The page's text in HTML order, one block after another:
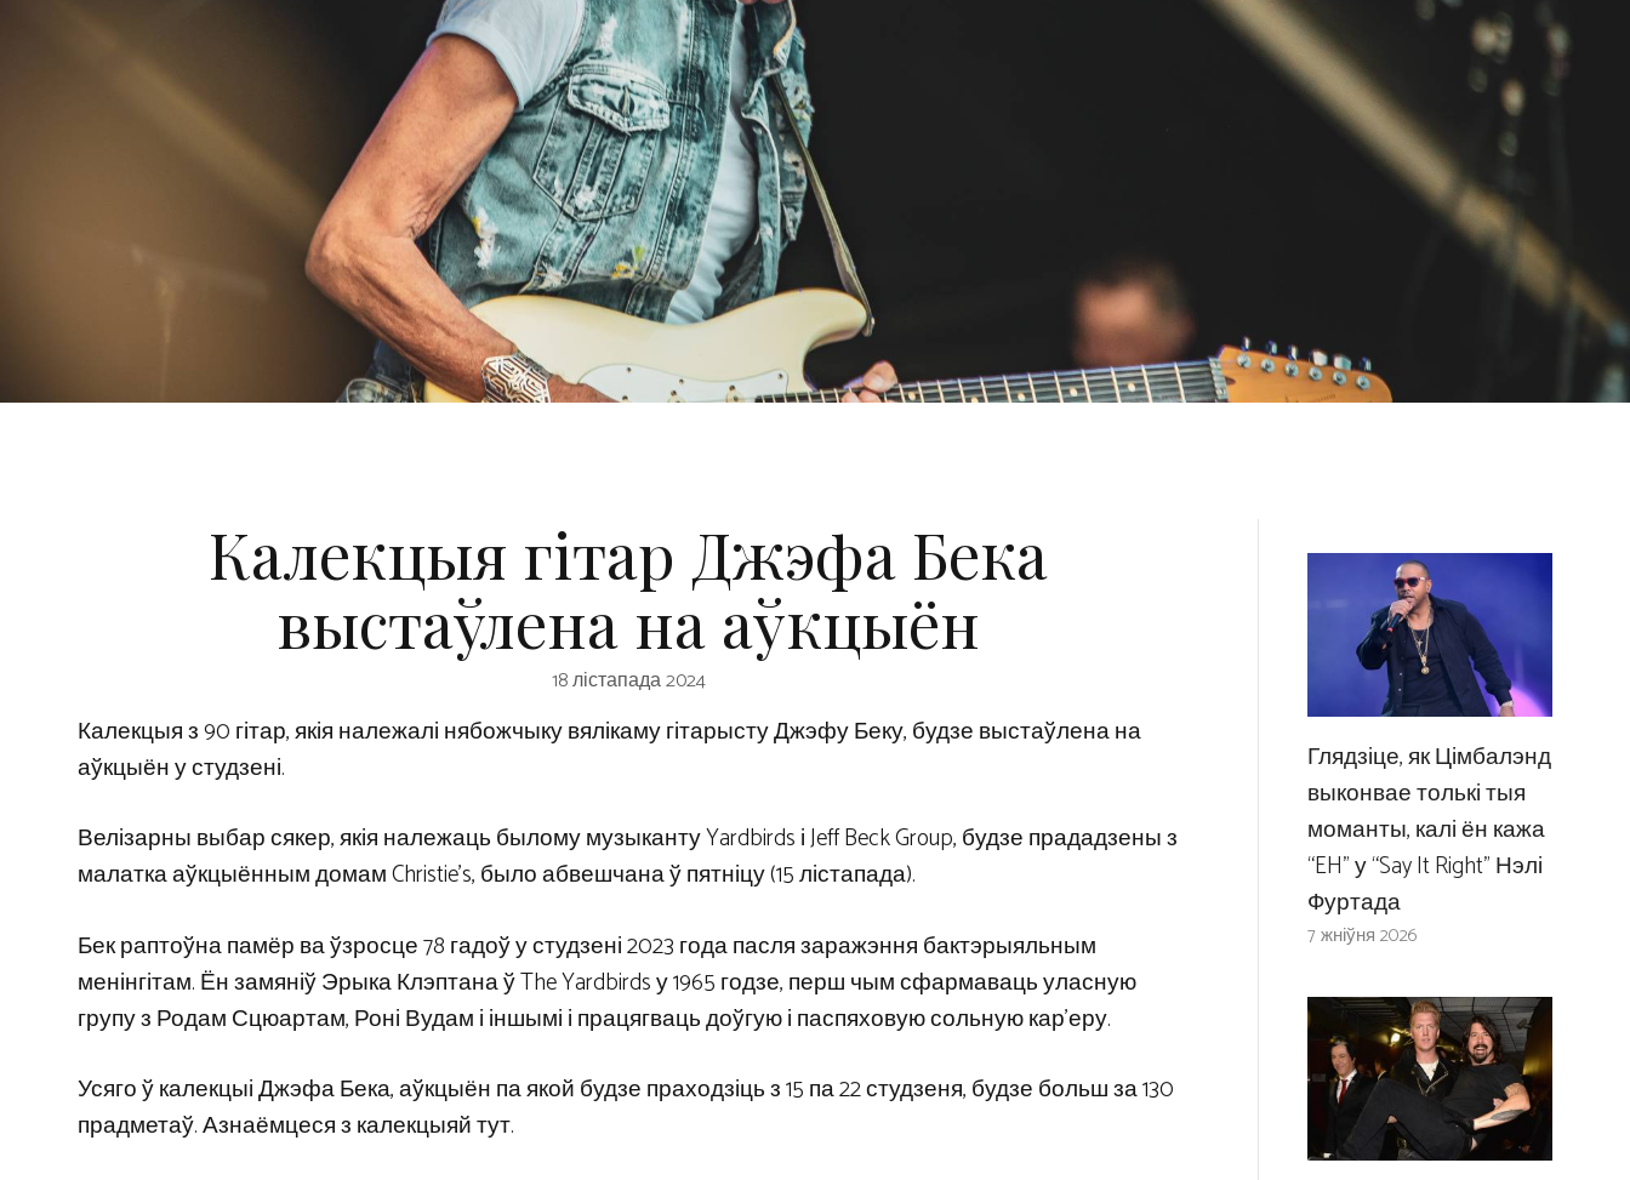
Калекцыя гітар Джэфа Бека
выстаўлена на аўкцыён
18 лістапада 2024
Калекцыя з 90 гітар, якія належалі нябожчыку вялікаму гітарысту Джэфу Беку, будзе выстаўлена на
аўкцыён у студзені.
Велізарны выбар сякер, якія належаць былому музыканту Yardbirds і Jeff Beck Group, будзе прададзены з
малатка аўкцыённым домам Christie’s, было абвешчана ў пятніцу (15 лістапада).
Бек раптоўна памёр ва ўзросце 78 гадоў у студзені 2023 года пасля заражэння бактэрыяльным
менінгітам. Ён замяніў Эрыка Клэптана ў The Yardbirds у 1965 годзе, перш чым сфармаваць уласную
групу з Родам Сцюартам, Роні Вудам і іншымі і працягваць доўгую і паспяховую сольную кар’еру.
Усяго ў калекцыі Джэфа Бека, аўкцыён па якой будзе праходзіць з 15 па 22 студзеня, будзе больш за 130
прадметаў. Азнаёмцеся з калекцыяй тут.
Глядзіце, як Цімбалэнд
выконвае толькі тыя
моманты, калі ён кажа
“EH” у “Say It Right” Нэлі
Фуртада
7 жніўня 2026